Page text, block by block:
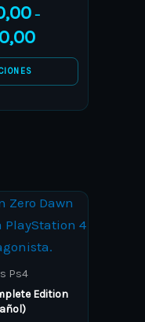
–
Ps4
Edition
Price
ARS 19.000,00
through